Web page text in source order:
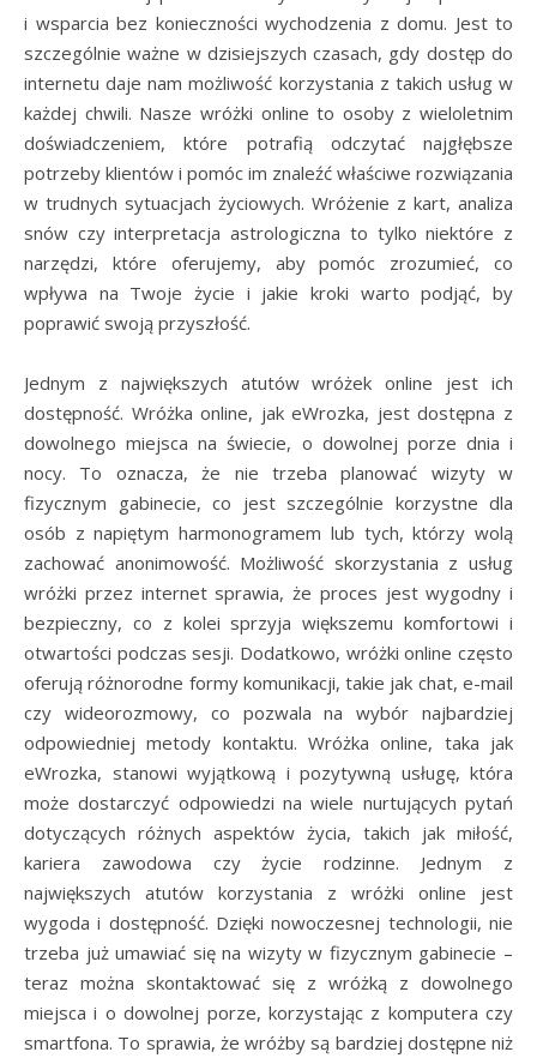
i wsparcia bez konieczności wychodzenia z domu. Jest to
szczególnie ważne w dzisiejszych czasach, gdy dostęp do
internetu daje nam możliwość korzystania z takich usług w
każdej chwili. Nasze wróżki online to osoby z wieloletnim
doświadczeniem, które potrafią odczytać najgłębsze
potrzeby klientów i pomóc im znaleźć właściwe rozwiązania
w trudnych sytuacjach życiowych. Wróżenie z kart, analiza
snów czy interpretacja astrologiczna to tylko niektóre z
narzędzi, które oferujemy, aby pomóc zrozumieć, co
wpływa na Twoje życie i jakie kroki warto podjąć, by
poprawić swoją przyszłość.
Jednym z największych atutów wróżek online jest ich
dostępność. Wróżka online, jak eWrozka, jest dostępna z
dowolnego miejsca na świecie, o dowolnej porze dnia i
nocy. To oznacza, że nie trzeba planować wizyty w
fizycznym gabinecie, co jest szczególnie korzystne dla
osób z napiętym harmonogramem lub tych, którzy wolą
zachować anonimowość. Możliwość skorzystania z usług
wróżki przez internet sprawia, że proces jest wygodny i
bezpieczny, co z kolei sprzyja większemu komfortowi i
otwartości podczas sesji. Dodatkowo, wróżki online często
oferują różnorodne formy komunikacji, takie jak chat, e-mail
czy wideorozmowy, co pozwala na wybór najbardziej
odpowiedniej metody kontaktu. Wróżka online, taka jak
eWrozka, stanowi wyjątkową i pozytywną usługę, która
może dostarczyć odpowiedzi na wiele nurtujących pytań
dotyczących różnych aspektów życia, takich jak miłość,
kariera zawodowa czy życie rodzinne. Jednym z
największych atutów korzystania z wróżki online jest
wygoda i dostępność. Dzięki nowoczesnej technologii, nie
trzeba już umawiać się na wizyty w fizycznym gabinecie –
teraz można skontaktować się z wróżką z dowolnego
miejsca i o dowolnej porze, korzystając z komputera czy
smartfona. To sprawia, że wróżby są bardziej dostępne niż